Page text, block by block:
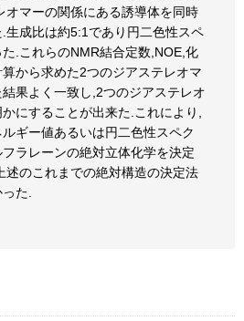
オマーの関係にある誘導体を同時
生成比は約5:1であり円二色性スペ
.これらのNMR結合定数,NOE,化
から求めた2つのジアステレオマ
果よく一致し,2つのジアステレオ
にすることが出来た.これにより,
ギー値あるいは円二色性スペク
ラレーンの絶対立体化学を決定
述のこれまでの絶対構造の決定法
た.